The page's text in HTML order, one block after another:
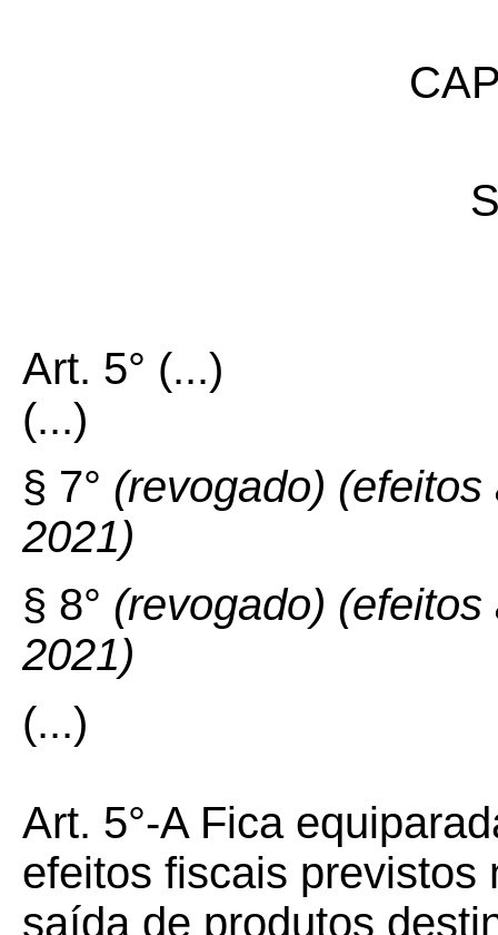
Art. 5° (...)
(...)
§ 7° (revogado) (efeitos
2021)
§ 8° (revogado) (efeitos
2021)
(...)
Art. 5°-A Fica
efeitos fiscais previstos
saída de produtos